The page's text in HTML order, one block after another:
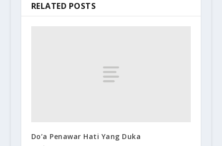
RELATED POSTS
Do’a Penawar Hati Yang Duka